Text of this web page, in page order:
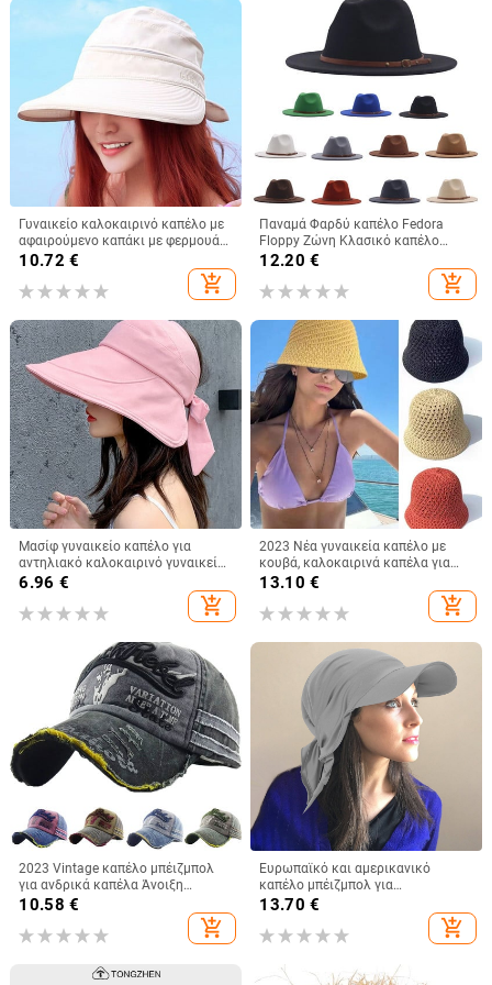
Γυναικείο καλοκαιρινό καπέλο με
αφαιρούμενο καπάκι με φερμουάρ
με άδειο επάνω καπέλο Cycilng
Γυναικεία πτυσσόμενα καπέλα με
10.72 €
add_shopping_cart
Παναμά Φαρδύ καπέλο Fedora
Floppy Ζώνη Κλασικό καπέλο
μάλλινη πόρπη Γυναικεία καπέλα
12.20 €
add_shopping_cart
Μασίφ γυναικείο καπέλο για
αντηλιακό καλοκαιρινό γυναικείο
γείσο αλογοουρά Φαρδύ γείσο
ακτινοβολία Φιόγκος Καπέλο
καπέλο αντηλιακού γυναικεία
καπέλα πτυσσόμενα Gorro
6.96 €
add_shopping_cart
2023 Νέα γυναικεία καπέλο με
κουβά, καλοκαιρινά καπέλα για
γυναικεία ψάθινα καπέλα
παραλίας Κορεατικού στυλ μόδας
καπέλο ψαρά
13.10 €
add_shopping_cart
2023 Vintage καπέλο μπέιζμπολ
για ανδρικά καπέλα Άνοιξη
Καλοκαίρι Ανδρικά καπέλα
μάρκας Γυναικεία βαμβακερά
γκολφ Μαύρο Trucker Fishing
10.58 €
add_shopping_cart
Ευρωπαϊκό και αμερικανικό
καπέλο μπέιζμπολ για
καλοκαιρινές εξαγωγές χονδρικής
με δέσιμο στην πλάτη, καπέλο
εξωτερικού χώρου, μονόχρωμο
13.70 €
add_shopping_cart